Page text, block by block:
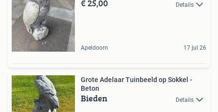
€ 25,00 Details
Apeldoorn 17 jul 26
Grote Adelaar Tuinbeeld op Sokkel -
Beton
Bieden Details